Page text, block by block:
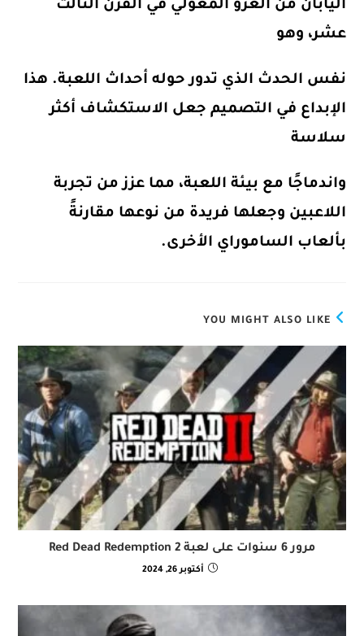
اليابان من الغزو المغولي في القرن الثالث
عشر، وهو
نفس الحدث الذي تدور حوله أحداث اللعبة. هذا
الإبداع في التصميم جعل الاستكشاف أكثر
سلاسة
واندماجًا مع بيئة اللعبة، مما عزز من تجربة
اللاعبين وجعلها فريدة من نوعها مقارنةً
بألعاب الساموراي الأخرى.
YOU MIGHT ALSO LIKE
مرور 6 سنوات على لعبة Red Dead Redemption 2
أكتوبر 26, 2024